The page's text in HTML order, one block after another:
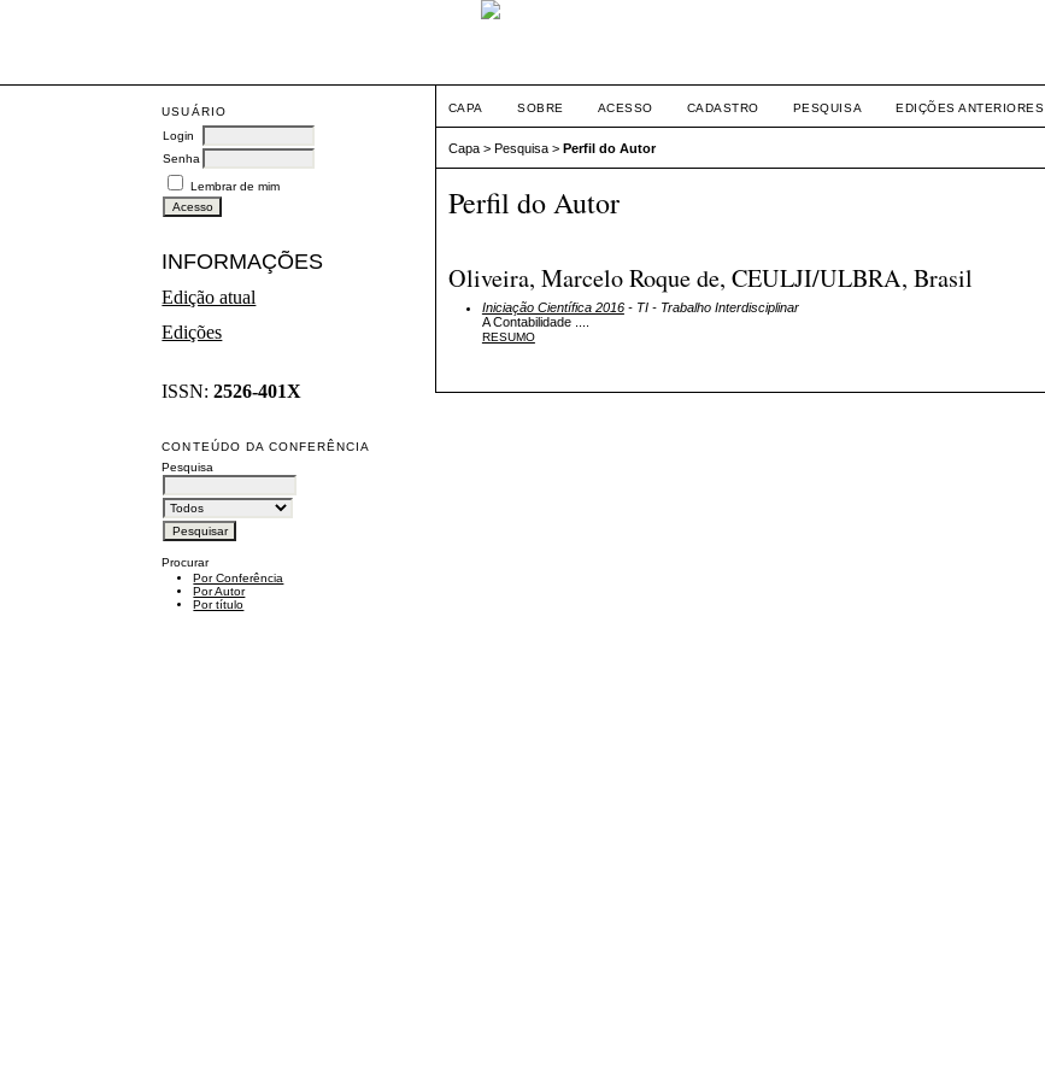
USUÁRIO
Login
Senha
Lembrar de mim
INFORMAÇÕES
Edição atual
Edições
ISSN:2526-401X
CONTEÚDO DA CONFERÊNCIA
Pesquisa
Procurar
Por Conferência
Por Autor
Por título
CAPA SOBRE ACESSO CADASTRO PESQUISA EDIÇÕES ANTERIORES
Capa> Pesquisa> Perfil do Autor
Perfil do Autor
Oliveira, Marcelo Roque de, CEULJI/ULBRA, Brasil
Iniciação Científica 2016- TI - Trabalho Interdisciplinar
A Contabilidade ....
RESUMO